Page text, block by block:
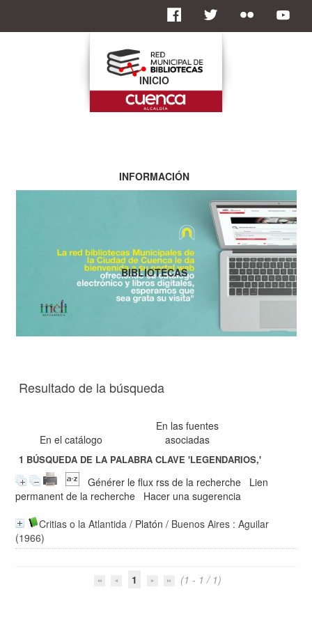
Resultado de la búsqueda
En el catálogo
En las fuentes
asociadas
1 BÚSQUEDA DE LA PALABRA CLAVE'LEGENDARIOS,'
Générer le flux rss de la recherche
Lien
permanent de la recherche
Hacer una sugerencia
Critias o la Atlantida / Platón / Buenos Aires : Aguilar
(1966)
1 (1 - 1 / 1)
INICIO
INFORMACIÓN
BIBLIOTECAS